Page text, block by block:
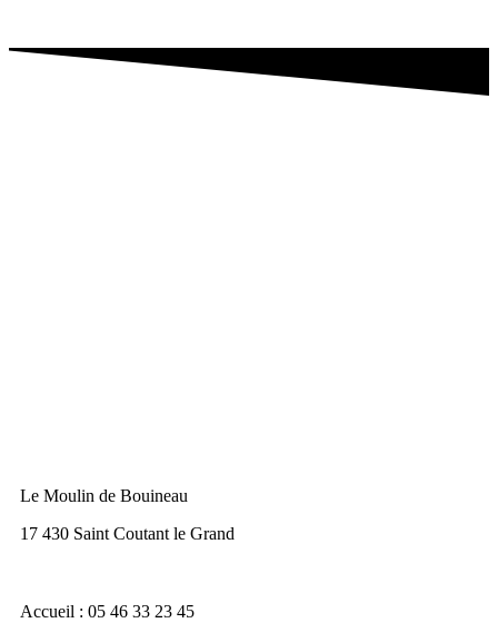
Le Moulin de Bouineau
17 430 Saint Coutant le Grand
Accueil : 05 46 33 23 45